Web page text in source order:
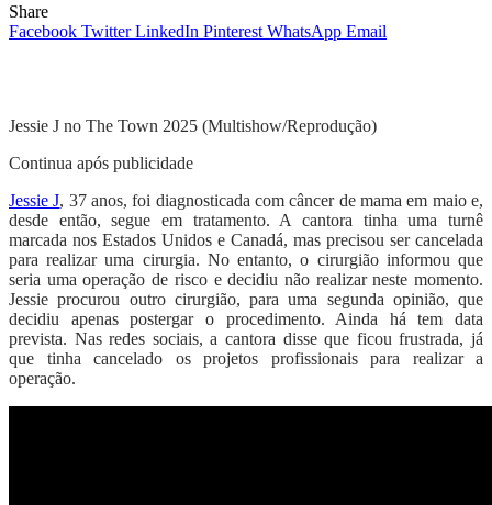
Share
Facebook Twitter LinkedIn Pinterest WhatsApp Email
Jessie J no The Town 2025 (Multishow/Reprodução)
Continua após publicidade
Jessie J, 37 anos, foi diagnosticada com câncer de mama em maio e,
desde então, segue em tratamento. A cantora tinha uma turnê
marcada nos Estados Unidos e Canadá, mas precisou ser cancelada
para realizar uma cirurgia. No entanto, o cirurgião informou que
seria uma operação de risco e decidiu não realizar neste momento.
Jessie procurou outro cirurgião, para uma segunda opinião, que
decidiu apenas postergar o procedimento. Ainda há tem data
prevista. Nas redes sociais, a cantora disse que ficou frustrada, já
que tinha cancelado os projetos profissionais para realizar a
operação.